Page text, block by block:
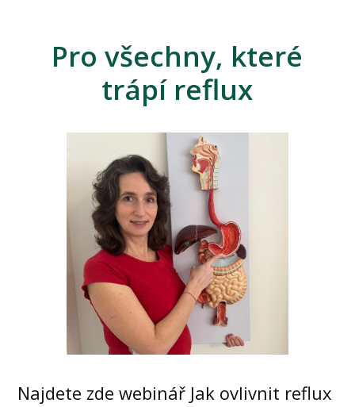
Pro všechny, které
trápí reflux
Najdete zde webinář Jak ovlivnit reflux